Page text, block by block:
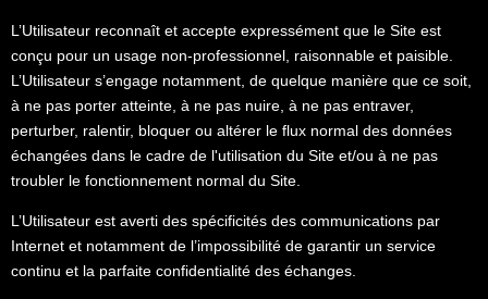
L’Utilisateur reconnaît et accepte expressément que le Site est
conçu pour un usage non-professionnel, raisonnable et paisible.
L’Utilisateur s’engage notamment, de quelque manière que ce soit,
à ne pas porter atteinte, à ne pas nuire, à ne pas entraver,
perturber, ralentir, bloquer ou altérer le flux normal des données
échangées dans le cadre de l'utilisation du Site et/ou à ne pas
troubler le fonctionnement normal du Site.
L’Utilisateur est averti des spécificités des communications par
Internet et notamment de l’impossibilité de garantir un service
continu et la parfaite confidentialité des échanges.